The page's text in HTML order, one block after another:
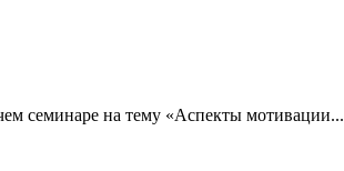
семинаре на тему «Аспекты мотивации...